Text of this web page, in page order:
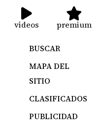
videos premium
BUSCAR
MAPA DEL
SITIO
CLASIFICADOS
PUBLICIDAD